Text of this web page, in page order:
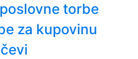
torbe
za kupovinu